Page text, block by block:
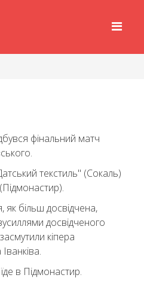
фінальний матч
текстиль" (Сокаль)
більш досвідчена,
досвідченого
кіпера
в Підмонастир.